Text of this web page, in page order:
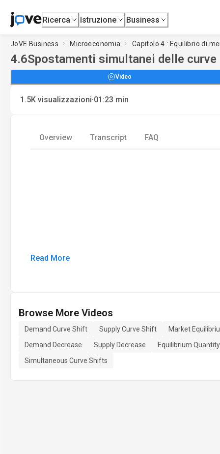
Ricerca Istruzione Business
JoVE Business Microeconomia Capitolo 4 : Equilibrio di
4.6Spostamenti simultanei delle
Video
1.5K visualizzazioni·01:23 min
Overview Transcript FAQ
Read More
Browse More Videos
Demand Curve Shift Supply Curve Shift
Market
Demand Decrease
Supply Decrease
Equilibrium
Simultaneous Curve Shifts